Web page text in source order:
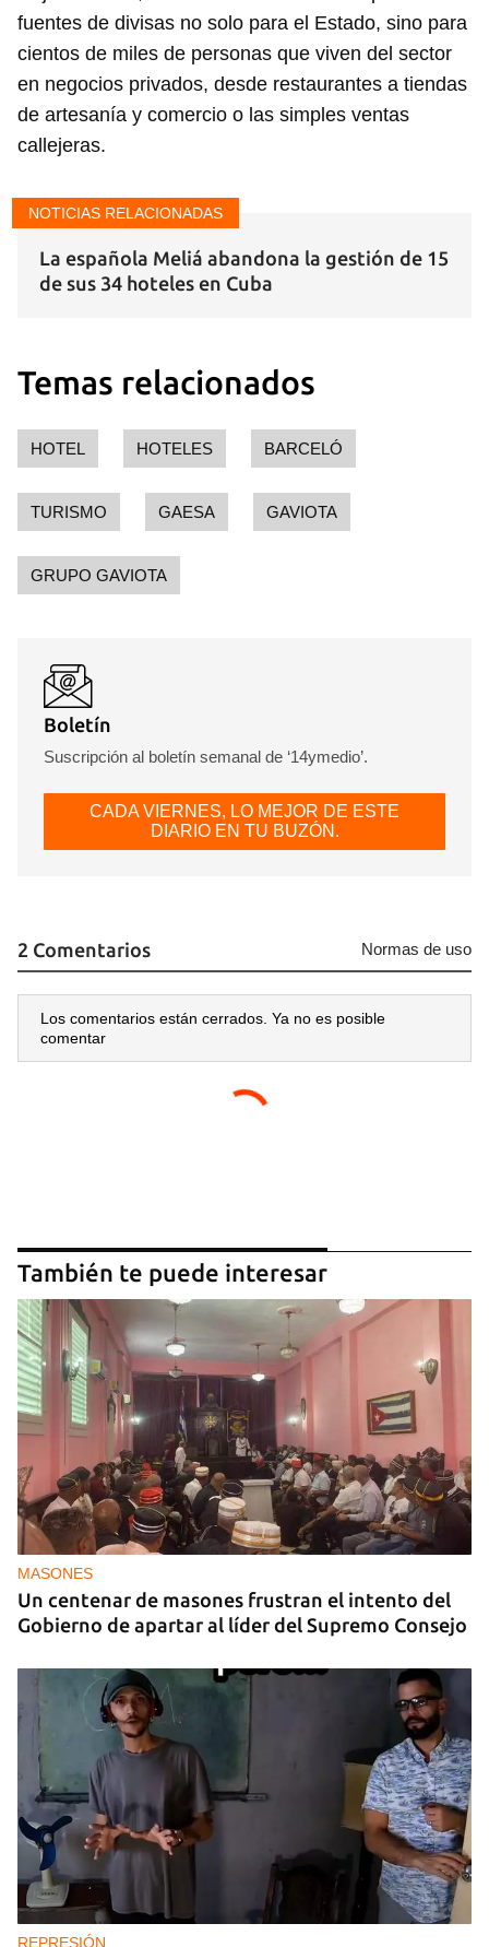
INICIAR SESIÓN CANCELAR
fuentes de divisas no solo para el Estado, sino para
cientos de miles de personas que viven del sector
en negocios privados, desde restaurantes a tiendas
de artesanía y comercio o las simples ventas
callejeras.
NOTICIAS RELACIONADAS
La española Meliá abandona la gestión de 15
de sus 34 hoteles en Cuba
Temas relacionados
HOTEL HOTELES BARCELÓ
TURISMO GAESA GAVIOTA
GRUPO GAVIOTA
Boletín
Suscripción al boletín semanal de ‘14ymedio’.
CADA VIERNES, LO MEJOR DE ESTE
DIARIO EN TU BUZÓN.
2 Comentarios Normas de uso
Los comentarios están cerrados. Ya no es posible
comentar
También te puede interesar
MASONES
Un centenar de masones frustran el intento del
Gobierno de apartar al líder del Supremo Consejo
REPRESIÓN